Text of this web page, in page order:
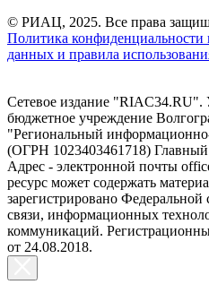
© РИАЦ, 2025. Все права
Политика конфиденциальности
данных и правила
Сетевое издание "RIAC34.RU".
бюджетное учреждение
"Региональный
(ОГРН 1023403461718) Главный
Адрес - электронной почты
ресурс может содержать
зарегистрировано
связи, информационных
коммуникаций.
от 24.08.2018.